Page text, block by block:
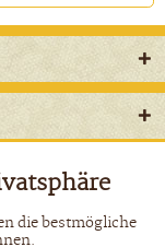
Versandkostenund
Aktiv
die bestmögliche